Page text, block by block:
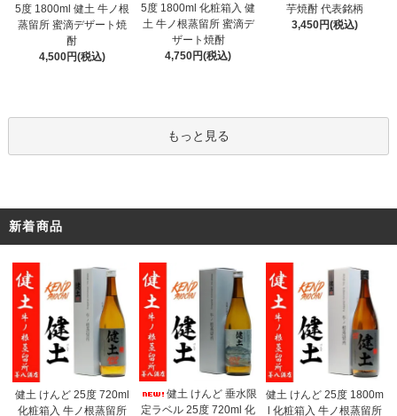
5度 1800ml 健土 牛ノ根
蒸留所 蜜滴デザート焼
酎
4,500円(税込)
5度 1800ml 化粧箱入 健
土 牛ノ根蒸留所 蜜滴デ
ザート焼酎
4,750円(税込)
芋焼酎 代表銘柄
3,450円(税込)
もっと見る
新着商品
健土 けんど 25度 720ml
化粧箱入 牛ノ根蒸留所
健土 けんど 垂水限
定ラベル 25度 720ml 化
健土 けんど 25度 1800m
l 化粧箱入 牛ノ根蒸留所